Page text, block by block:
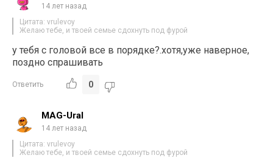
14 лет назад
Цитата: vrulevoy
Желаю тебе, и твоей семье сдохнуть под фурой
у тебя с головой все в порядке?.хотя,уже наверное,
поздно спрашивать
Ответить 0
MAG-Ural
14 лет назад
Цитата: vrulevoy
Желаю тебе, и твоей семье сдохнуть под фурой